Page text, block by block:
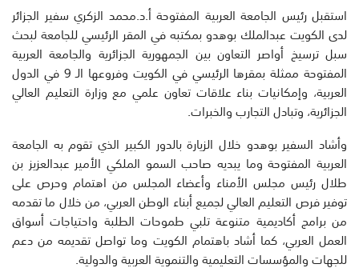
استقبل رئيس الجامعة العربية المفتوحة أ.د.محمد الزكري سفير الجزائر
لدى الكويت عبدالملك بوهدو بمكتبه في المقر الرئيسي للجامعة لبحث
سبل ترسيخ أواصر التعاون بين الجمهورية الجزائرية والجامعة العربية
المفتوحة ممثلة بمقرها الرئيسي في الكويت وفروعها الـ 9 في الدول
العربية، وإمكانيات بناء علاقات تعاون علمي مع وزارة التعليم العالي
الجزائرية، وتبادل التجارب والخبرات.
وأشاد السفير بوهدو خلال الزيارة بالدور الكبير الذي تقوم به الجامعة
العربية المفتوحة وما يبديه صاحب السمو الملكي الأمير عبدالعزيز بن
طلال رئيس مجلس الأمناء وأعضاء المجلس من اهتمام وحرص على
توفير فرص التعليم العالي لجميع أبناء الوطن العربي، من خلال ما تقدمه
من برامج أكاديمية متنوعة تلبي طموحات الطلبة واحتياجات أسواق
العمل العربي، كما أشاد باهتمام الكويت وما تواصل تقديمه من دعم
للجهات والمؤسسات التعليمية والتنموية العربية والدولية.